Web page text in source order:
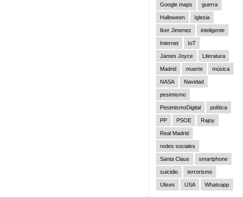
Google maps guerra
Halloween Iglesia
Iker Jimenez inteligente
Internet IoT
James Joyce Literatura
Madrid muerte música
NASA Navidad
pesimismo
PesimismoDigital política
PP PSOE Rajoy
Real Madrid
redes sociales
Santa Claus smartphone
suicidio terrorismo
Ulises USA Whatsapp